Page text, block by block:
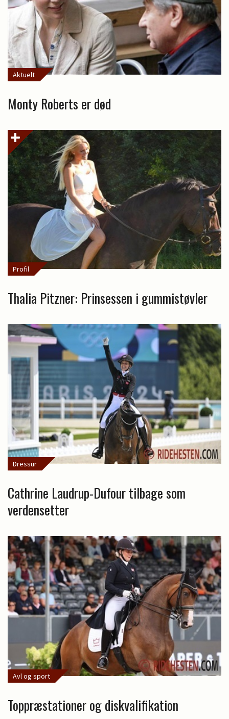
Aktuelt
Monty Roberts er død
Profil
Thalia Pitzner: Prinsessen i gummistøvler
Dressur
Cathrine Laudrup-Dufour tilbage som
verdensetter
Avl og sport
Toppræstationer og diskvalifikation